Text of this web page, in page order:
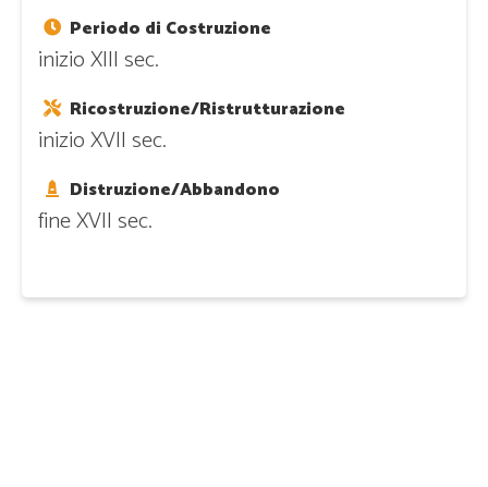
Periodo di Costruzione
inizio XIII sec.
Ricostruzione/Ristrutturazione
inizio XVII sec.
Distruzione/Abbandono
fine XVII sec.